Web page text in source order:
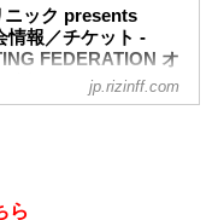
ニック presents
情報／チケット -
FEDERATION オ
SUPER ARENA
jp.rizinff.com
ら